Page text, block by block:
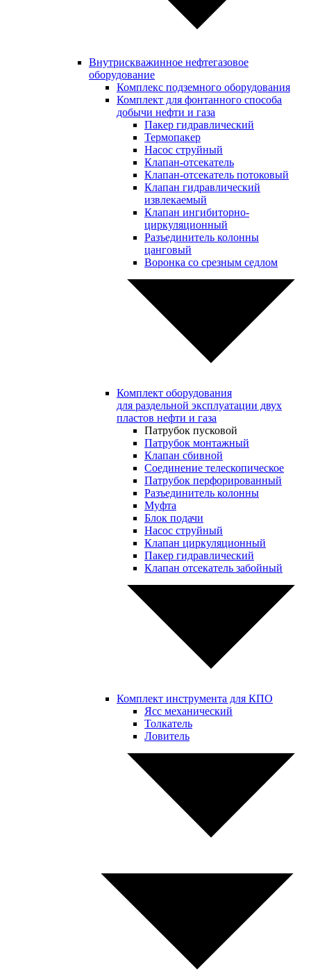
Внутрискважинное нефтегазовое
оборудование
Комплекс подземного оборудования
Комплект для фонтанного способа
добычи нефти и газа
Пакер гидравлический
Термопакер
Насос струйный
Клапан-отсекатель
Клапан-отсекатель потоковый
Клапан гидравлический
извлекаемый
Клапан ингибиторно-
циркуляционный
Разъединитель колонны
цанговый
Воронка со срезным седлом
Комплект оборудования
для раздельной эксплуатации двух
пластов нефти и газа
Патрубок пусковой
Патрубок монтажный
Клапан сбивной
Соединение телескопическое
Патрубок перфорированный
Разъединитель колонны
Муфта
Блок подачи
Насос струйный
Клапан циркуляционный
Пакер гидравлический
Клапан отсекатель забойный
Комплект инструмента для КПО
Ясс механический
Толкатель
Ловитель